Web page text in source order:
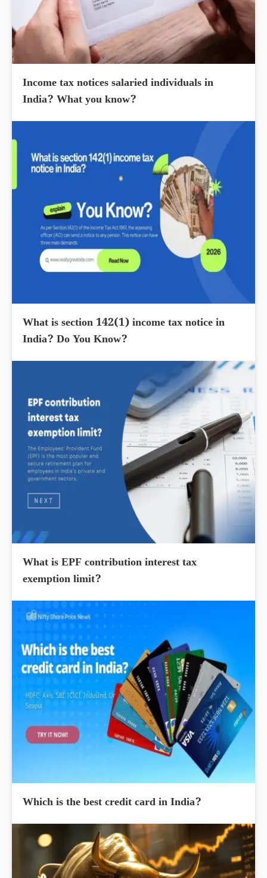
Income tax notices salaried individuals in
India? What you know?
What is section 142(1) income tax notice in
India? Do You Know?
What is EPF contribution interest tax
exemption limit?
Which is the best credit card in India?